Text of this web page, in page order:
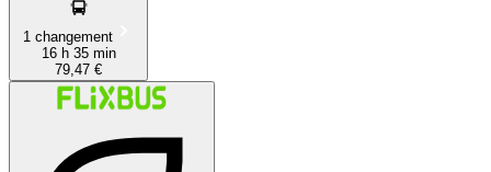
1 changement
16 h 35 min
79,47 €